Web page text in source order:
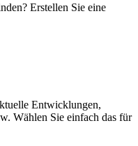
Erstellen Sie eine
Entwicklungen,
Wählen Sie einfach das für